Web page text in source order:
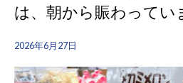
は、朝から賑わってい
2026年6月27日